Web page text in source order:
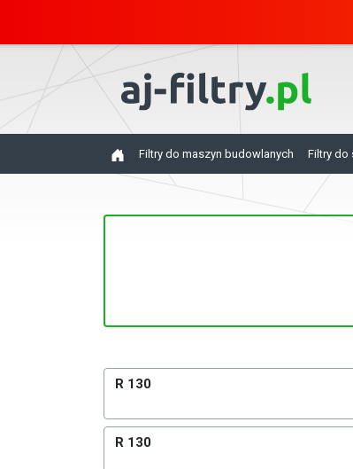
Filtry do maszyn budowlanych Filtry do
R 130
R 130